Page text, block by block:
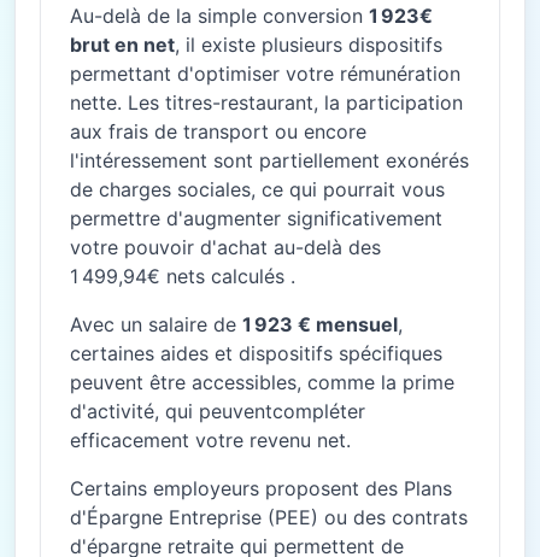
Au-delà de la simple conversion 1 923€
brut en net, il existe plusieurs dispositifs
permettant d'optimiser votre rémunération
nette. Les titres-restaurant, la participation
aux frais de transport ou encore
l'intéressement sont partiellement exonérés
de charges sociales, ce qui pourrait vous
permettre d'augmenter significativement
votre pouvoir d'achat au-delà des
1 499,94€ nets calculés .
Avec un salaire de 1 923 € mensuel,
certaines aides et dispositifs spécifiques
peuvent être accessibles, comme la prime
d'activité, qui peuventcompléter
efficacement votre revenu net.
Certains employeurs proposent des Plans
d'Épargne Entreprise (PEE) ou des contrats
d'épargne retraite qui permettent de